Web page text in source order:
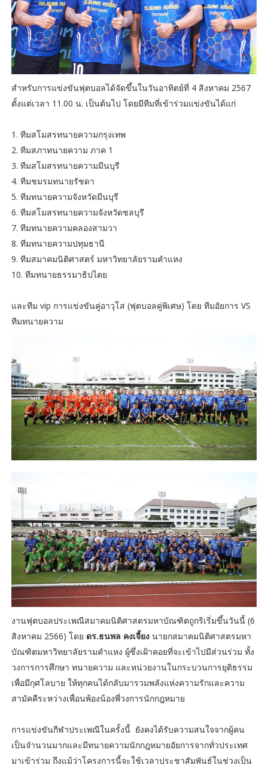
สำหรับการแข่งขันฟุตบอลได้จัดขึ้นในวันอาทิตย์ที่ 4 สิงหาคม 2567
ตั้งแต่เวลา 11.00 น. เป็นต้นไป โดยมีทีมที่เข้าร่วมแข่งขันได้แก่
1. ทีมสโมสรทนายความกรุงเทพ
2. ทีมสภาทนายความ ภาค 1
3. ทีมสโมสรทนายความมีนบุรี
4. ทีมชมรมทนายรัชดา
5. ทีมทนายความจังหวัดมีนบุรี
6. ทีมสโมสรทนายความจังหวัดชลบุรี
7. ทีมทนายความคลองสามวา
8. ทีมทนายความปทุมธานี
9. ทีมสมาคมนิติศาสตร์ มหาวิทยาลัยรามคําแหง
10. ทีมทนายธรรมาธิปไตย
และทีม vip การแข่งขันคู่อาวุโส (ฟุตบอลคู่พิเศษ) โดย ทีมอัยการ VS
ทีมทนายความ
งานฟุตบอลประเพณีสมาคมนิติศาสตรมหาบัณฑิตถูกริเริ่มขึ้นวันนี้ (6
สิงหาคม 2566) โดย ดร.ธนพล คงเจี้ยง นายกสมาคมนิติศาสตรมหา
บัณฑิตมหาวิทยาลัยรามคำแหง ผู้ซึ่งเฝ้าคอยที่จะเข้าไปมีส่วนร่วม ทั้ง
วงการการศึกษา ทนายความ และหน่วยงานในกระบวนการยุติธรรม
เพื่อมีกุศโลบาย ให้ทุกคนได้กลับมารวมพลังแห่งความรักและความ
สามัคคีระหว่างเพื่อนพ้องน้องพี่วงการนักกฎหมาย
การแข่งขันกีฬาประเพณีในครั้งนี้ ยังคงได้รับความสนใจจากผู้คน
เป็นจำนวนมากและมีทนายความนักกฎหมายอัยการจากทั่วประเทศ
มาเข้าร่วม ถึงแม้ว่าโครงการนี้จะใช้เวลาประชาสัมพันธ์ในช่วงเป็น